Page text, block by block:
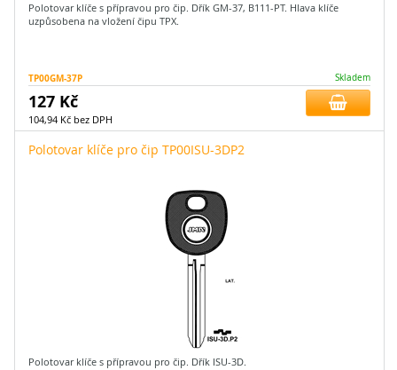
Polotovar klíče s přípravou pro čip. Dřík GM-37, B111-PT. Hlava klíče
uzpůsobena na vložení čipu TPX.
TP00GM-37P Skladem
127 Kč
104,94 Kč bez DPH
Polotovar klíče pro čip TP00ISU-3DP2
Polotovar klíče s přípravou pro čip. Dřík ISU-3D.